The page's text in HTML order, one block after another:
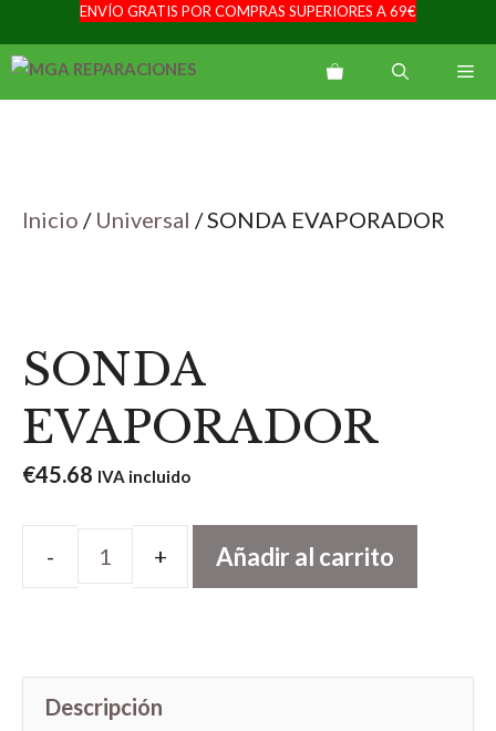
al
ENVÍO GRATIS POR COMPRAS SUPERIORES A 69€
Inicio / Universal / SONDA EVAPORADOR
SONDA
EVAPORADOR
€45.68 IVA incluido
SONDA
Añadir al carrito
Descripción